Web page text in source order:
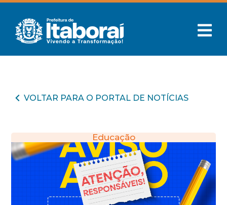
VOLTAR PARA O PORTAL DE NOTÍCIAS
Educação